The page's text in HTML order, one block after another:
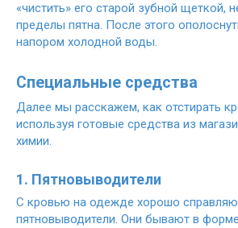
«чистить» его старой зубной щеткой,
пределы пятна. После этого
напором холодной воды.
Специальные средства
Далее мы расскажем, как отстирать
используя готовые средства из
химии.
1. Пятновыводители
С кровью на одежде хорошо
пятновыводители. Они бывают в